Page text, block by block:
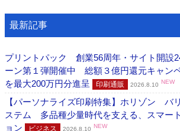
最新記事
プリントパック 創業56周年・サイト開設
ーン第１弾開催中 総額３億円還元キャン
を最大200万円分進呈
印刷通販 2026.8.10 NEW
【パーソナライズ印刷特集】ホリゾン バ
ステム 多品種少量時代を支える、スマー
ョン
ビジネス 2026.8.10 NEW